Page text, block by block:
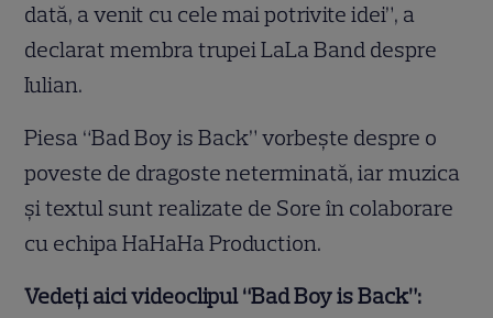
dată, a venit cu cele mai potrivite idei”, a
declarat membra trupei LaLa Band despre
Iulian.
Piesa “Bad Boy is Back” vorbeşte despre o
poveste de dragoste neterminată, iar muzica
şi textul sunt realizate de Sore în colaborare
cu echipa HaHaHa Production.
Vedeţi aici videoclipul “Bad Boy is Back”: